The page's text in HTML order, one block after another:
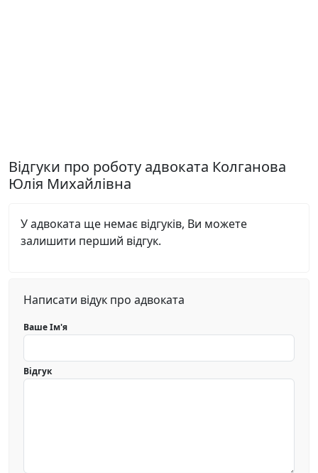
Відгуки про роботу адвоката Колганова
Юлія Михайлівна
У адвоката ще немає відгуків, Ви можете
залишити перший відгук.
Написати відук про адвоката
Ваше Ім'я
Відгук